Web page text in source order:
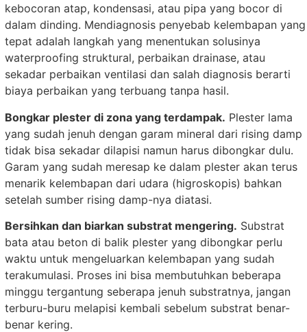
kebocoran atap, kondensasi, atau pipa yang bocor di
dalam dinding. Mendiagnosis penyebab kelembapan yang
tepat adalah langkah yang menentukan solusinya
waterproofing struktural, perbaikan drainase, atau
sekadar perbaikan ventilasi dan salah diagnosis berarti
biaya perbaikan yang terbuang tanpa hasil.
Bongkar plester di zona yang terdampak. Plester lama
yang sudah jenuh dengan garam mineral dari rising damp
tidak bisa sekadar dilapisi namun harus dibongkar dulu.
Garam yang sudah meresap ke dalam plester akan terus
menarik kelembapan dari udara (higroskopis) bahkan
setelah sumber rising damp-nya diatasi.
Bersihkan dan biarkan substrat mengering. Substrat
bata atau beton di balik plester yang dibongkar perlu
waktu untuk mengeluarkan kelembapan yang sudah
terakumulasi. Proses ini bisa membutuhkan beberapa
minggu tergantung seberapa jenuh substratnya, jangan
terburu-buru melapisi kembali sebelum substrat benar-
benar kering.